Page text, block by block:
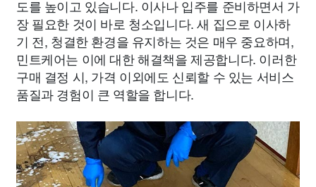
도를 높이고 있습니다. 이사나 입주를 준비하면서 가
장 필요한 것이 바로 청소입니다. 새 집으로 이사하
기 전, 청결한 환경을 유지하는 것은 매우 중요하며,
민트케어는 이에 대한 해결책을 제공합니다. 이러한
구매 결정 시, 가격 이외에도 신뢰할 수 있는 서비스
품질과 경험이 큰 역할을 합니다.